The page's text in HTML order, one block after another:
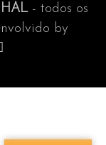
- todos os
by